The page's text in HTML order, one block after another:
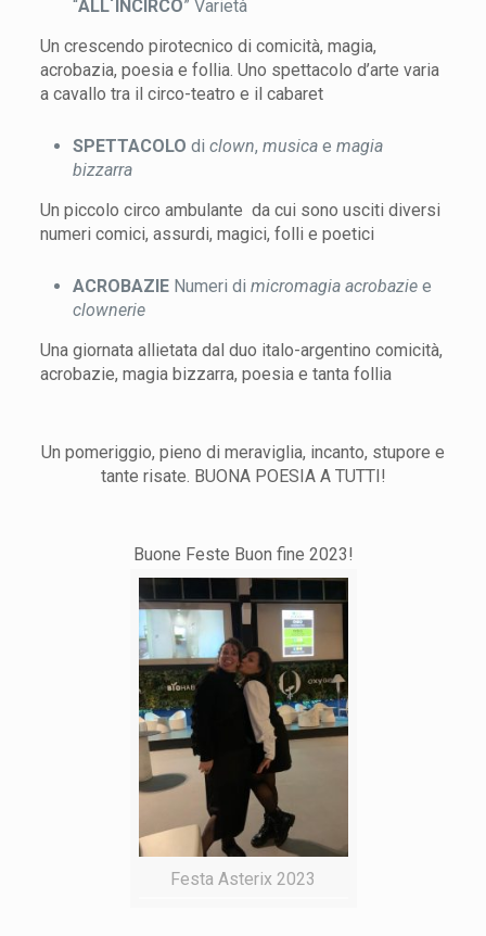
“ALL´INCIRCO” Varietà
Un crescendo pirotecnico di comicità, magia,
acrobazia, poesia e follia. Uno spettacolo d’arte varia
a cavallo tra il circo-teatro e il cabaret
SPETTACOLO di clown, musicae magia
bizzarra
Un piccolo circo ambulante da cui sono usciti diversi
numeri comici, assurdi, magici, folli e poetici
ACROBAZIENumeri di micromagia acrobaziee
clownerie
Una giornata allietata dal duo italo-argentino comicità,
acrobazie, magia bizzarra, poesia e tanta follia
Un pomeriggio, pieno di meraviglia, incanto, stupore e
tante risate. BUONA POESIA A TUTTI!
Buone Feste Buon fine 2023!
Festa Asterix 2023